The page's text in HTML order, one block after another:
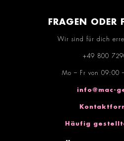
FRAGEN ODER
Wir sind für dich
+49 800
Mo – Fr von 09:00
info@mac-
Häufig